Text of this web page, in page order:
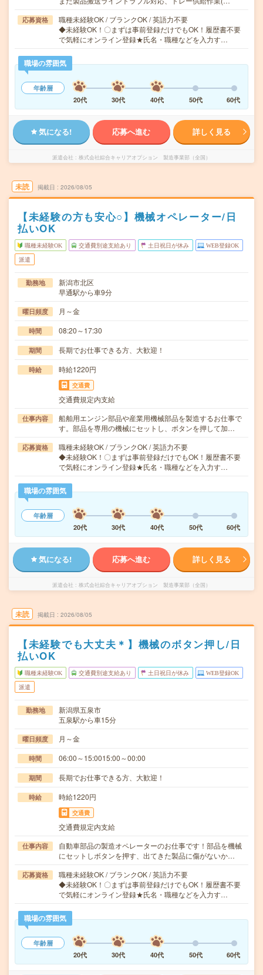
応募資格
職種未経験OK / ブランクOK / 英語力不要
◆未経験OK！〇まずは事前登録だけでもOK！履歴書不要
で気軽にオンライン登録★氏名・職種などを入力す…
職場の雰囲気
年齢層
20代
30代 40代 50代 60代
気になる! 応募へ進む 詳しく見る
派遣会社 株式会社綜合キャリアオプション 製造事業部（全国）
未読 掲載日 2026/08/05
【未経験の方も安心○】機械オペレーター/日
払いOK
職種未経験OK 交通費別途支給あり 土日祝日が休み WEB登録OK
派遣
勤務地
新潟市北区
早通駅から車9分
曜日頻度 月～金
時間 08:20～17:30
期間 長期でお仕事できる方、大歓迎！
時給 時給1220円
交通費
交通費規定内支給
仕事内容
船舶用エンジン部品や産業用機械部品を製造するお仕事で
す。部品を専用の機械にセットし、ボタンを押して加…
応募資格
職種未経験OK / ブランクOK / 英語力不要
◆未経験OK！〇まずは事前登録だけでもOK！履歴書不要
で気軽にオンライン登録★氏名・職種などを入力す…
職場の雰囲気
年齢層
20代
30代 40代 50代 60代
気になる! 応募へ進む 詳しく見る
派遣会社 株式会社綜合キャリアオプション 製造事業部（全国）
未読 掲載日 2026/08/05
【未経験でも大丈夫＊】機械のボタン押し/日
払いOK
職種未経験OK 交通費別途支給あり 土日祝日が休み WEB登録OK
派遣
勤務地
新潟県五泉市
五泉駅から車15分
曜日頻度 月～金
時間 06:00～15:0015:00～00:00
期間 長期でお仕事できる方、大歓迎！
時給 時給1220円
交通費
交通費規定内支給
仕事内容
自動車部品の製造オペレーターのお仕事です！部品を機械
にセットしボタンを押す、出てきた製品に傷がないか…
応募資格
職種未経験OK / ブランクOK / 英語力不要
◆未経験OK！〇まずは事前登録だけでもOK！履歴書不要
で気軽にオンライン登録★氏名・職種などを入力す…
職場の雰囲気
年齢層
20代
30代 40代 50代 60代